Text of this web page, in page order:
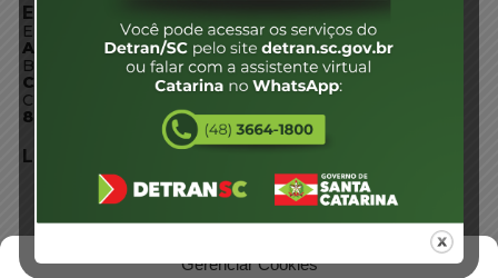
Gerenciar Cookies
ENDEREÇO
Endereço:
Av. Almirante Tamandaré - 480
Bairro:
Coqueiros, Florianópolis SC
CEP:
88.080-160
LOCALIZAÇÃO